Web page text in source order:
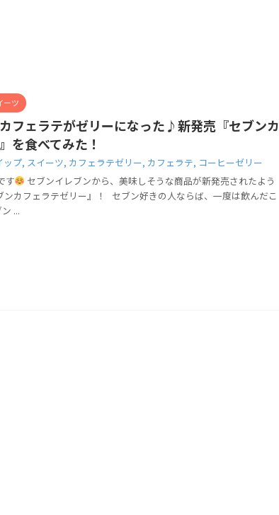
ーツ
フェラテがゼリーになった♪新発売『セブンカ
を食べてみた！
ップ, スイーツ, カフェラテゼリー, カフェラテ, コーヒーゼリー
す
セブンイレブンから、美味しそうな商品が新発売されたよう
ンカフェラテゼリー』！ セブン好きの人ならば、一度は飲んだこ
...